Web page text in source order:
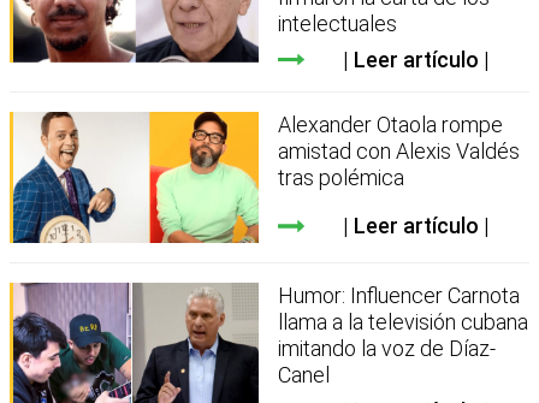
intelectuales
Leer artículo
Alexander Otaola rompe
amistad con Alexis Valdés
tras polémica
Leer artículo
Humor: Influencer Carnota
llama a la televisión cubana
imitando la voz de Díaz-
Canel